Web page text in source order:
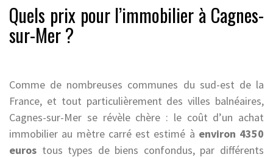
Quels prix pour l’immobilier à Cagnes-
sur-Mer ?
Comme de nombreuses communes du sud-est de la
France, et tout particulièrement des villes balnéaires,
Cagnes-sur-Mer se révèle chère : le coût d’un achat
immobilier au mètre carré est estimé à environ 4350
euros tous types de biens confondus, par différents